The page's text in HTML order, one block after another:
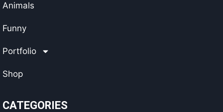
Animals
Funny
Portfolio
Shop
CATEGORIES